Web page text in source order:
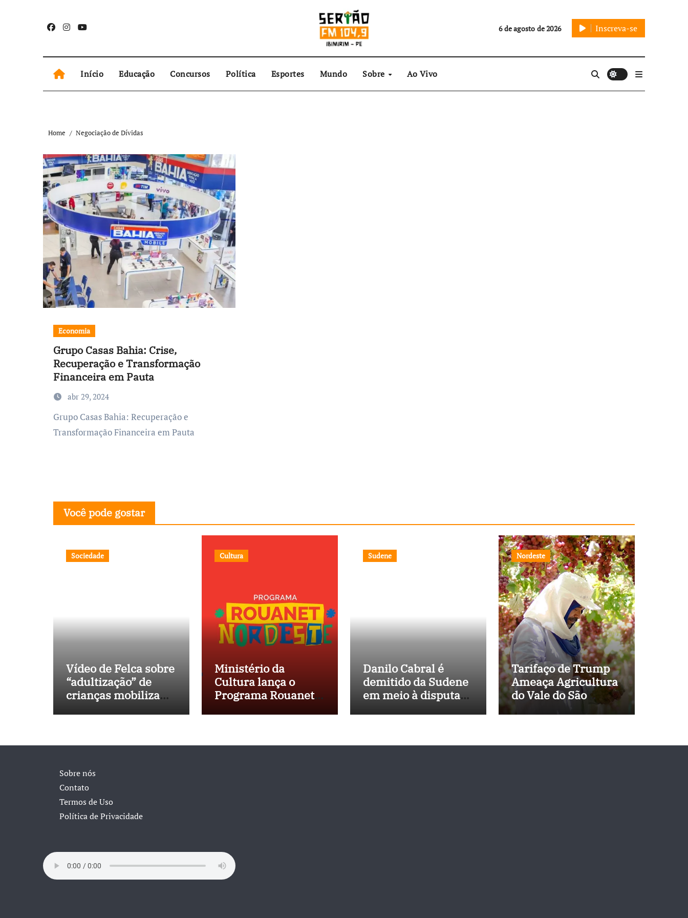
6 de agosto de 2026 Inscreva-se
Início Educação Concursos Política Esportes Mundo Sobre Ao Vivo
Home Negociação de Dívidas
Economia
Grupo Casas Bahia: Crise,
Recuperação e Transformação
Financeira em Pauta
abr 29, 2024
Grupo Casas Bahia: Recuperação e
Transformação Financeira em Pauta
Você pode gostar
Sociedade
Vídeo de Felca sobre
“adultização” de
crianças mobiliza
Cultura
Ministério da
Cultura lança o
Programa Rouanet
Sudene
Danilo Cabral é
demitido da Sudene
em meio à disputa
Nordeste
Tarifaço de Trump
Ameaça Agricultura
do Vale do São
Francisco, e
Sobre nós
Contato
Termos de Uso
Política de Privacidade